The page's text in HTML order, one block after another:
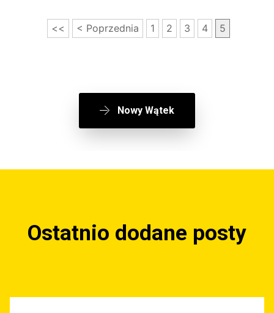
<< < Poprzednia 1 2 3 4 5
Nowy Wątek
Ostatnio dodane posty